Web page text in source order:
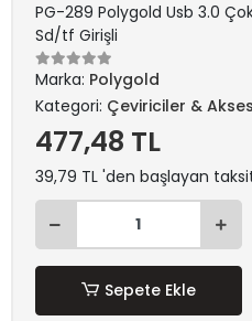
PG-289 Polygold Usb 3.0
Sd/tf Girişli
Marka: Polygold
Kategori: Çeviriciler &
477,48 TL
39,79 TL 'den başlayan
Sepete Ekle